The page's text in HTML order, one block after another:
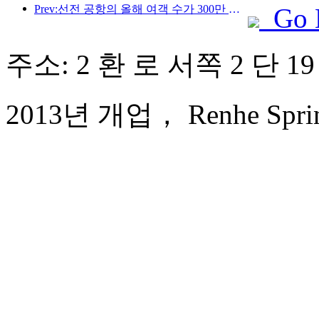
Prev:선전 공항의 올해 여객 수가 300만 명을 돌파하며 같은 기간 기준 신기록을 세웠습니다.
Go
주소: 2 환 로 서쪽 2 단
2013년 개업， Renhe